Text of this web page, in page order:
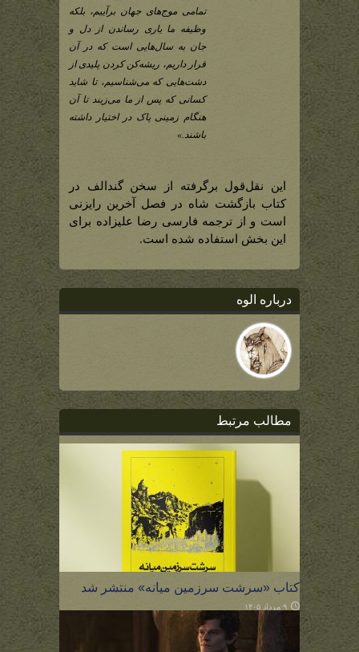
تمامی موج‌های جهان برآییم، بلکه
وظیفه ما یاری رساندن از دل و
جان به سال‌هایی است که در آن
قرار داریم، ریشه‌کن کردن پلیدی از
دشت‌هایی که می‌شناسیم، تا شاید
کسانی که پس از ما می‌زیند تا آن
هنگام زمینی پاک در اختیار داشته
باشند.»
این نقل‌قول برگرفته از سخن گندالف در
کتاب بازگشت شاه در فصل آخرین رایزنی
است و از ترجمه فارسی رضا علیزاده برای
این بخش استفاده شده است.
درباره الوه
مطالب مرتبط
کتاب «سرشت سرزمین میانه» منتشر شد
۹ مرداد ۱۴۰۵